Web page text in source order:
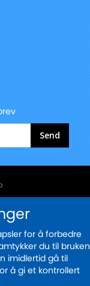
Send
for å forbedre
du til bruken
imidlertid gå til
å gi et kontrollert